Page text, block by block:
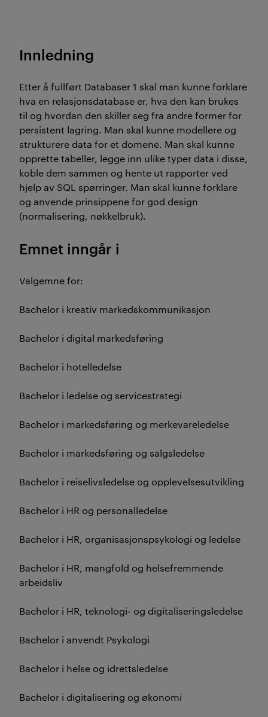
Innledning
Etter å fullført Databaser 1 skal man kunne forklare
hva en relasjonsdatabase er, hva den kan brukes
til og hvordan den skiller seg fra andre former for
persistent lagring. Man skal kunne modellere og
strukturere data for et domene. Man skal kunne
opprette tabeller, legge inn ulike typer data i disse,
koble dem sammen og hente ut rapporter ved
hjelp av SQL spørringer. Man skal kunne forklare
og anvende prinsippene for god design
(normalisering, nøkkelbruk).
Emnet inngår i
Valgemne for:
Bachelor i kreativ markedskommunikasjon
Bachelor i digital markedsføring
Bachelor i hotelledelse
Bachelor i ledelse og servicestrategi
Bachelor i markedsføring og merkevareledelse
Bachelor i markedsføring og salgsledelse
Bachelor i reiselivsledelse og opplevelsesutvikling
Bachelor i HR og personalledelse
Bachelor i HR, organisasjonspsykologi og ledelse
Bachelor i HR, mangfold og helsefremmende
arbeidsliv
Bachelor i HR, teknologi- og digitaliseringsledelse
Bachelor i anvendt Psykologi
Bachelor i helse og idrettsledelse
Bachelor i digitalisering og økonomi